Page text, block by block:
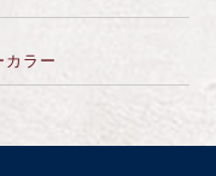
カラー